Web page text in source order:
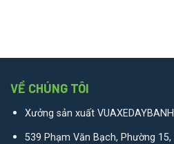
VỀ CHÚNG TÔI
Xưởng sản xuất
539 Phạm Văn Bạch, Phường 15,